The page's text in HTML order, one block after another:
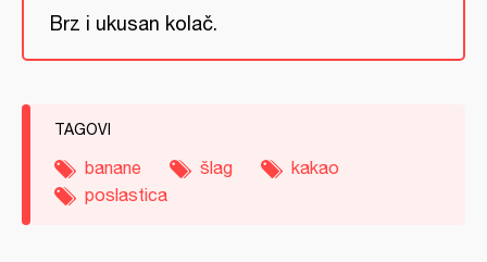
Brz i ukusan kolač.
TAGOVI
banane šlag
kakao
poslastica